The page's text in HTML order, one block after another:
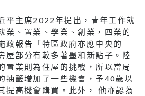
平主席2022年提出，青年工作就
業、置業、學業、創業，四業的
政報告「特區政府亦應中央的
屋部分有較多著墨和新點子。陸
置業則為住屋的挑戰，所以當局
抽籤增加了一些機會，予40歲以
提高機會購買。此外， 他亦認為